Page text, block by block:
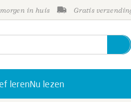
in huis Gratis
lerenNu lezen